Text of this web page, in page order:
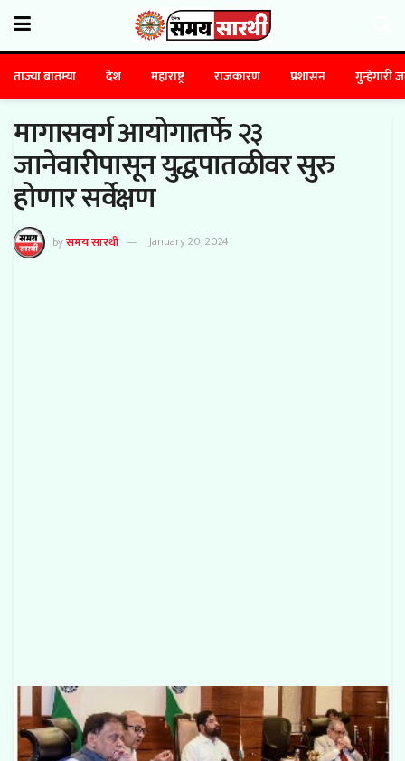
ताज्या बातम्या देश महाराष्ट्र राजकारण प्रशासन गुन्हेगारी
मागासवर्ग आयोगातर्फे २३
जानेवारीपासून युद्धपातळीवर सुरु
होणार सर्वेक्षण
byसमय सारथी January 20, 2024